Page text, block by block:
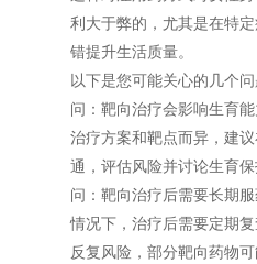
利大于弊的，尤其是在特
错提升生活质量。
以下是您可能关心的几个问
问：靶向治疗会影响生育
治疗方案和靶点而异，建
通，评估风险并讨论生育保
问：靶向治疗后需要长期
情况下，治疗后需要定期
反复风险，部分靶向药物可